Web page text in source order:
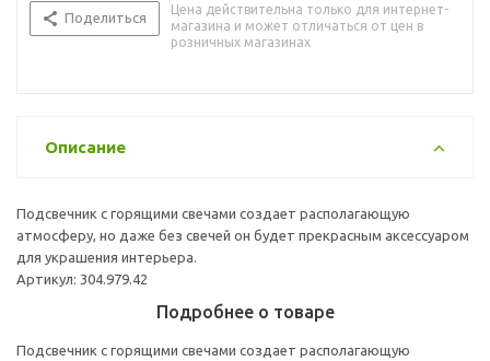
Поделиться
Цена действительна только для интернет-
магазина и может отличаться от цен в
розничных магазинах
Описание
Подсвечник с горящими свечами создает располагающую
атмосферу, но даже без свечей он будет прекрасным аксессуаром
для украшения интерьера.
Артикул: 304.979.42
Подробнее о товаре
Подсвечник с горящими свечами создает располагающую